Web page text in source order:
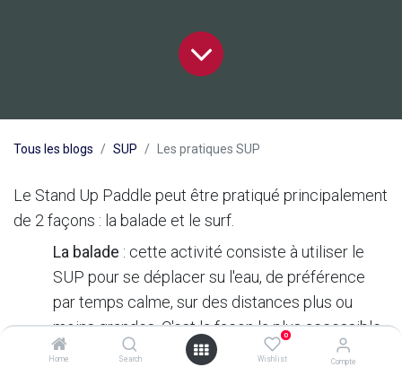
Home Search
0
Wishlist Compte
Tous les blogs SUP Les pratiques SUP
Le Stand Up Paddle peut être pratiqué principalement
de 2 façons : la balade et le surf.
La balade : cette activité consiste à utiliser le
SUP pour se déplacer su l'eau, de préférence
par temps calme, sur des distances plus ou
moins grandes. C'est la façon la plus accessible
de pratiquer et SUP, et c'est aussi de cette